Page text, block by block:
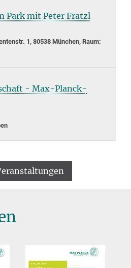
Park mit Peter Fratzl
1, 80538 München, Raum:
- Max-Planck-